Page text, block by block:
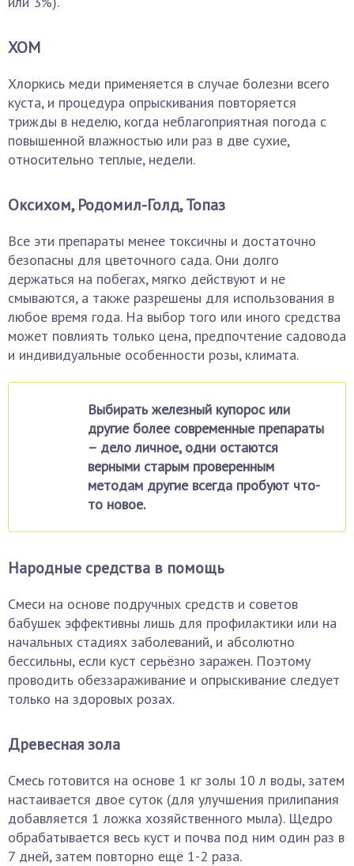
ХОМ
Хлоркись меди применяется в случае болезни всего
куста, и процедура опрыскивания повторяется
трижды в неделю, когда неблагоприятная погода с
повышенной влажностью или раз в две сухие,
относительно теплые, недели.
Оксихом, Родомил-Голд, Топаз
Все эти препараты менее токсичны и достаточно
безопасны для цветочного сада. Они долго
держаться на побегах, мягко действуют и не
смываются, а также разрешены для использования в
любое время года. На выбор того или иного средства
может повлиять только цена, предпочтение садовода
и индивидуальные особенности розы, климата.
Выбирать железный купорос или
другие более современные препараты
– дело личное, одни остаются
верными старым проверенным
методам другие всегда пробуют что-
то новое.
Народные средства в помощь
Смеси на основе подручных средств и советов
бабушек эффективны лишь для профилактики или на
начальных стадиях заболеваний, и абсолютно
бессильны, если куст серьёзно заражен. Поэтому
проводить обеззараживание и опрыскивание следует
только на здоровых розах.
Древесная зола
Смесь готовится на основе 1 кг золы 10 л воды, затем
настаивается двое суток (для улучшения прилипания
добавляется 1 ложка хозяйственного мыла). Щедро
обрабатывается весь куст и почва под ним один раз в
7 дней, затем повторно ещё 1-2 раза.